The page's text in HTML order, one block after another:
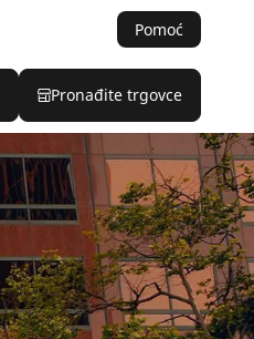
Pomoć
Pronađite trgovce